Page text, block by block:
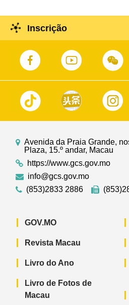
Inscrição
Avenida da Praia Grande,
Plaza, 15.º andar, Macau
https://www.gcs.gov.mo
info@gcs.gov.mo
(853)2833 2886
GOV.MO
Revista Macau
Livro do Ano
Livro de Fotos de
Macau